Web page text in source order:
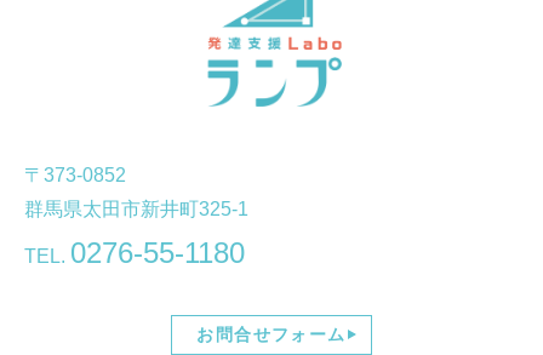
〒373-0852
群馬県太田市新井町325-1
TEL. 0276-55-1180
お問合せフォーム